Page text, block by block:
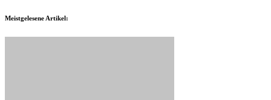
Meistgelesene Artikel: